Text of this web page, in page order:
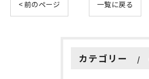
< 前のページ 一覧に戻る
カテゴリー